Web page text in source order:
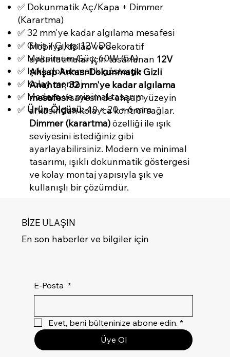
✅ Dokunmatik Aç/Kapa + Dimmer
(Karartma)
✅ 32 mm'ye kadar algılama mesafesi
✅ Giriş / Çıkış: 12V DC
✅ Maksimum Güç: 60W (5A)
✅ Işıklı dokunmatik gösterge
✅ Kolay montaj
✅ Modern ve minimal tasarım
✅ Ürün Ölçüsü:40 × 20 × 6 mm
Mobilya, dolap ve dekoratif
aydınlatmalar için tasarlanan 12V
Ahşap Arkası Dokunmatik Gizli
Anahtar,32 mm'ye kadar algılama
mesafesisayesinde ahşap yüzeyin
arkasından kolayca kontrol sağlar.
Dimmer (karartma)özelliği ile ışık
seviyesini istediğiniz gibi
ayarlayabilirsiniz. Modern ve minimal
tasarımı, ışıklı dokunmatik göstergesi
ve kolay montaj yapısıyla şık ve
kullanışlı bir çözümdür.
BİZE ULAŞIN
En son haberler ve bilgiler için
E-Posta *
Evet, beni bülteninize abone edin. *
Üye Ol